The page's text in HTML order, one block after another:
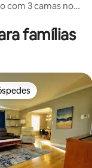
com 3 camas no
famílias
dos hóspedes